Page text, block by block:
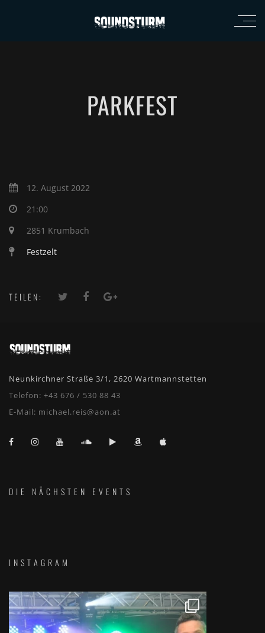
PARKFEST
12. August 2022
21:00
2851 Krumbach
Festzelt
TEILEN:
Neunkirchner Straße 3/1, 2620 Wartmannstetten
Telefon: +43 676 / 530 88 43
E-Mail: michael.reis@aon.at
DIE NÄCHSTEN EVENTS
INSTAGRAM